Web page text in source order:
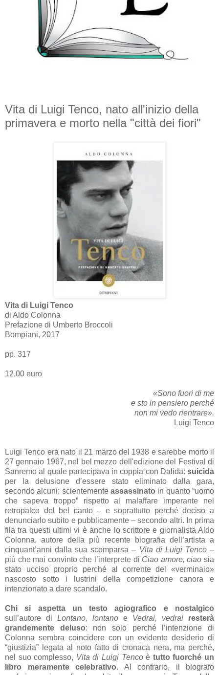
Vita di Luigi Tenco, nato all'inizio della
primavera e morto nella "città dei fiori"
Vita di Luigi Tenco
di Aldo Colonna
Prefazione di Umberto Broccoli
Bompiani, 2017
pp. 317
12,00 euro
«Sono fuori di me
e sto in pensiero perché
non mi vedo rientrare».
Luigi Tenco
Luigi Tenco era nato il 21 marzo del 1938 e sarebbe morto il
27 gennaio 1967, nel bel mezzo dell'edizione del Festival di
Sanremo al quale partecipava in coppia con Dalida: suicida
per la delusione d’essere stato eliminato dalla gara,
secondo alcuni; scientemente assassinato in quanto “uomo
che sapeva troppo” rispetto al malaffare imperante nel
retropalco del bel canto – e soprattutto perché deciso a
denunciarlo subito e pubblicamente – secondo altri. In prima
fila tra questi ultimi vi è anche lo scrittore e giornalista Aldo
Colonna, autore della più recente biografia dell’artista a
cinquant’anni dalla sua scomparsa – Vita di Luigi Tenco–
più che mai convinto che l’interprete di Ciao amore, ciao sia
stato ucciso proprio perché al corrente del «verminaio»
nascosto sotto i lustrini della competizione canora e
intenzionato a dare scandalo.
Chi si aspetta un testo agiografico e nostalgico
sull’autore di Lontano, lontano e Vedrai, vedrai
resterà
grandemente deluso: non solo perché l’intenzione di
Colonna sembra coincidere con un evidente desiderio di
“giustizia” legata al noto fatto di cronaca nera, ma perché,
nel suo complesso, Vita di Luigi Tencoè tutto fuorché un
libro meramente celebrativo. Al contrario, il biografo